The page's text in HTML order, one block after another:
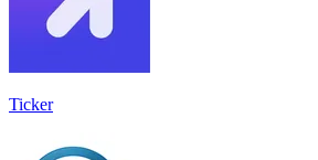
Ticker